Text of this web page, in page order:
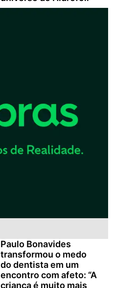
Paulo Bonavides
transformou o medo
do dentista em um
encontro com afeto: “A
criança é muito mais